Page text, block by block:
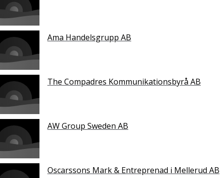
Ama Handelsgrupp AB
The Compadres Kommunikationsbyrå AB
AW Group Sweden AB
Oscarssons Mark & Entreprenad i Mellerud AB